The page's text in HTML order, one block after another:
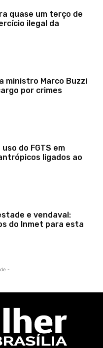
quase um terço de
ilegal da
ministro Marco Buzzi
por crimes
do FGTS em
ligados ao
e vendaval:
do Inmet para esta
-